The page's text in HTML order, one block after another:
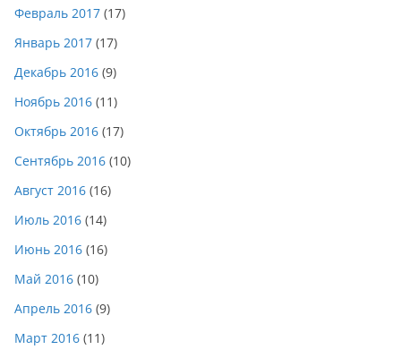
Февраль 2017 (17)
Январь 2017 (17)
Декабрь 2016 (9)
Ноябрь 2016 (11)
Октябрь 2016 (17)
Сентябрь 2016 (10)
Август 2016 (16)
Июль 2016 (14)
Июнь 2016 (16)
Май 2016 (10)
Апрель 2016 (9)
Март 2016 (11)